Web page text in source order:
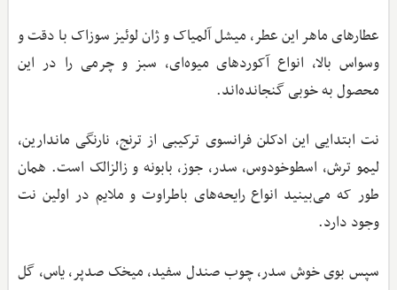
عطارهای ماهر این عطر، میشل آلمیاک و ژان لوئیز سوزاک با دقت و
وسواس بالا، انواع آکوردهای میوه‌ای، سبز و چرمی را در این
محصول به خوبی گنجانده‌اند‌.
نت ابتدایی این ادکلن فرانسوی ترکیبی از ترنج، نارنگی ماندارین،
لیمو ترش، اسطوخودوس، سدر، جوز، بابونه و زالزالک است. همان
طور که می‌بینید انواع رایحه‌های باطراوت و ملایم در اولین نت
وجود دارد.
سپس بوی خوش سدر، چوب صندل سفید، میخک صدپر، یاس، گل